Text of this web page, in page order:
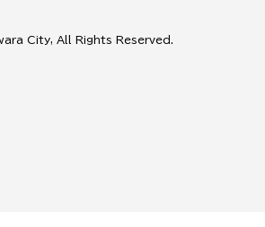
City, All Rights Reserved.